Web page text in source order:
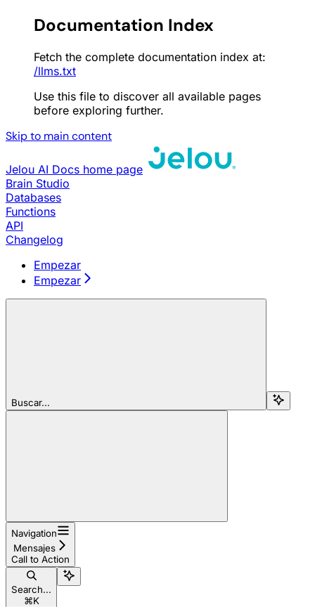
Documentation Index
Fetch the complete documentation index at:
/llms.txt
Use this file to discover all available pages
before exploring further.
Skip to main content
Jelou AI Docs home page
Brain Studio
Databases
Functions
API
Changelog
Empezar
Empezar
Buscar...
Navigation
Mensajes
Call to Action
Search...
⌘K